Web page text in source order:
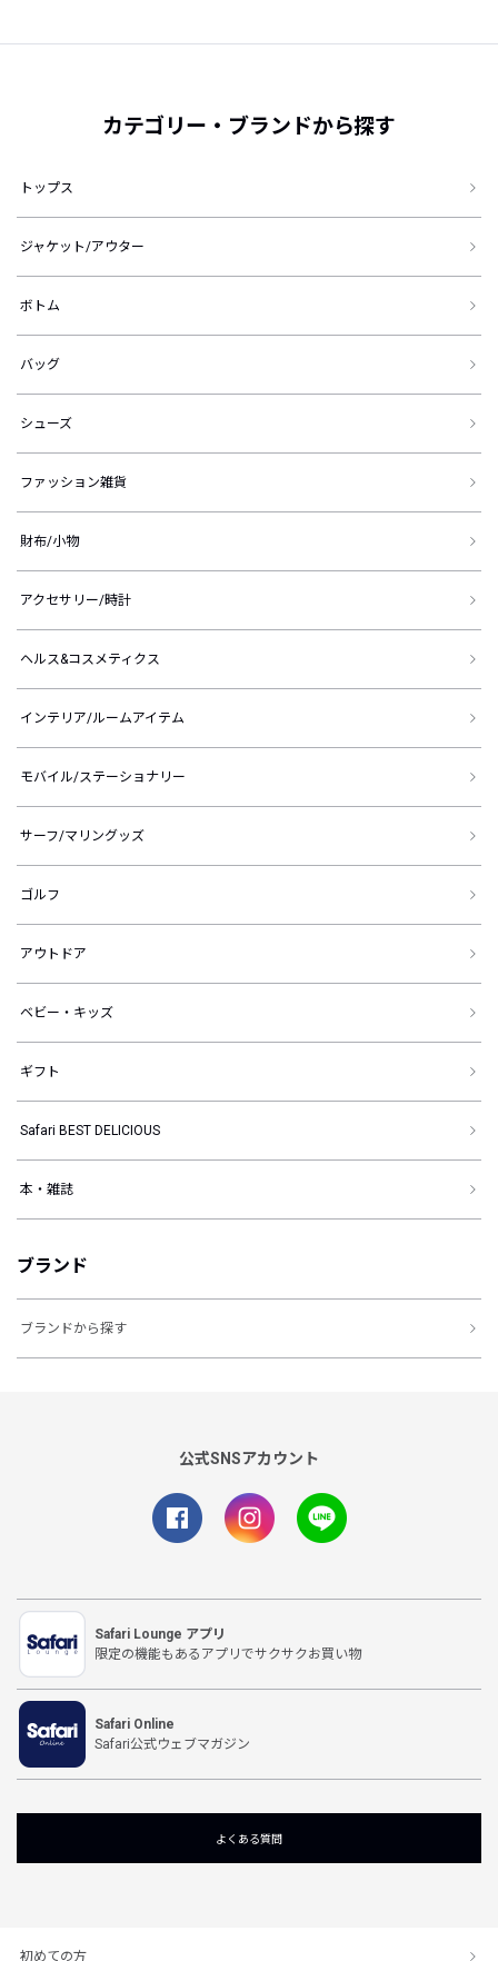
カテゴリー・ブランドから探す
トップス
ジャケット/アウター
ボトム
バッグ
シューズ
ファッション雑貨
財布/小物
アクセサリー/時計
ヘルス&コスメティクス
インテリア/ルームアイテム
モバイル/ステーショナリー
サーフ/マリングッズ
ゴルフ
アウトドア
ベビー・キッズ
ギフト
Safari BEST DELICIOUS
本・雑誌
ブランド
ブランドから探す
公式SNSアカウント
Safari Lounge アプリ
限定の機能もあるアプリでサクサクお買い物
Safari Online
Safari公式ウェブマガジン
よくある質問
初めての方